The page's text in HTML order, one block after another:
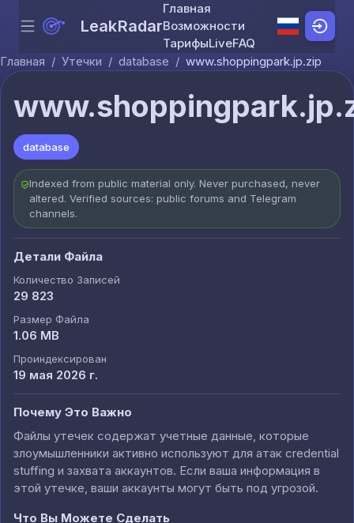
Skip to content
Menu LeakRadar
Главная
Возможности
ТарифыLiveFAQ
Главная / Утечки / database / www.shoppingpark.jp.zip
database
Indexed from public material only. Never purchased, never
altered. Verified sources: public forums and Telegram
channels.
Детали Файла
Количество Записей
29 823
Размер Файла
1.06 MB
Проиндексирован
19 мая 2026 г.
Почему Это Важно
Файлы утечек содержат учетные данные, которые
злоумышленники активно используют для атак credential
stuffing и захвата аккаунтов. Если ваша информация в
этой утечке, ваши аккаунты могут быть под угрозой.
Что Вы Можете Сделать